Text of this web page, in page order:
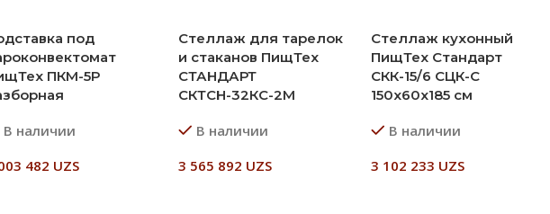
под
ПКМ-5Р
В наличии
482 UZS
Стеллаж для тарелок
и стаканов ПищТех
СТАНДАРТ
СКТСН-32КС-2М
В наличии
3 565 892 UZS
Стеллаж кухонный
ПищТех Стандарт
СКК-15/6 СЦК-С
150х60х185 см
В наличии
3 102 233 UZS